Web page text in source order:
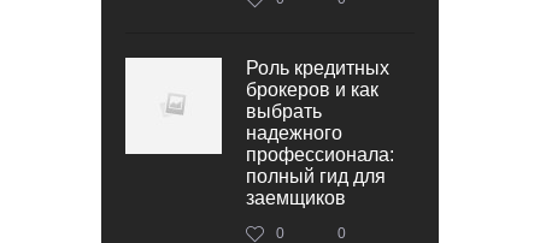
Роль кредитных
брокеров и как
выбрать
надежного
профессионала:
полный гид для
заемщиков
0 0